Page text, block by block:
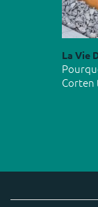
La Vie
Corten